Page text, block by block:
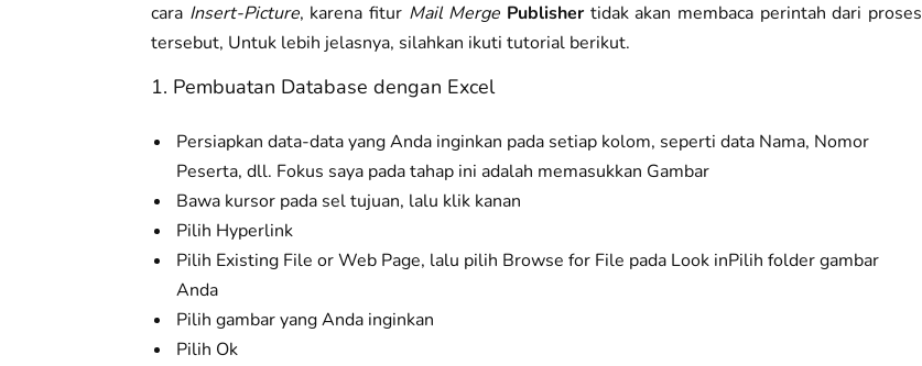
cara Insert-Picture, karena fitur Mail Merge Publishertidak akan membaca perintah dari proses
tersebut, Untuk lebih jelasnya, silahkan ikuti tutorial berikut.
1. Pembuatan Database dengan Excel
Persiapkan data-data yang Anda inginkan pada setiap kolom, seperti data Nama, Nomor
Peserta, dll. Fokus saya pada tahap ini adalah memasukkan Gambar
Bawa kursor pada sel tujuan, lalu klik kanan
Pilih Hyperlink
Pilih Existing File or Web Page, lalu pilih Browse for File pada Look inPilih folder gambar
Anda
Pilih gambar yang Anda inginkan
Pilih Ok